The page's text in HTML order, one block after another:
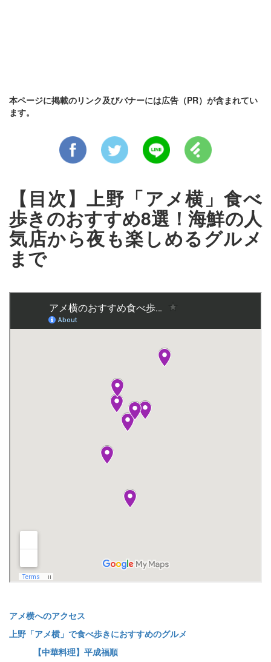
本ページに掲載のリンク及びバナーには広告（PR）が含まれてい
ます。
【目次】上野「アメ横」食べ
歩きのおすすめ8選！海鮮の人
気店から夜も楽しめるグルメ
まで
アメ横へのアクセス
上野「アメ横」で食べ歩きにおすすめのグルメ
【中華料理】平成福順